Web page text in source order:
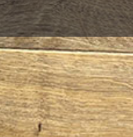
Avis 0
Laisser un avis sur ce livre